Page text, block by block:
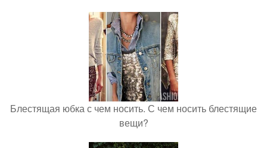
Блестящая юбка с чем носить. С чем носить блестящие
вещи?